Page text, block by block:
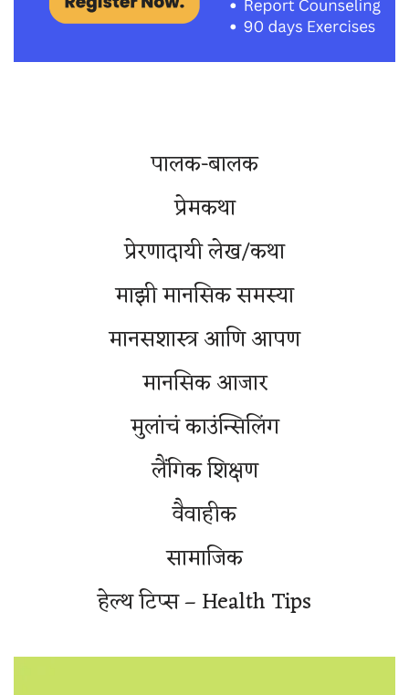
पालक-बालक
प्रेमकथा
प्रेरणादायी लेख/कथा
माझी मानसिक समस्या
मानसशास्त्र आणि आपण
मानसिक आजार
मुलांचं काउंन्सिलिंग
लैंगिक शिक्षण
वैवाहीक
सामाजिक
हेल्थ टिप्स – Health Tips